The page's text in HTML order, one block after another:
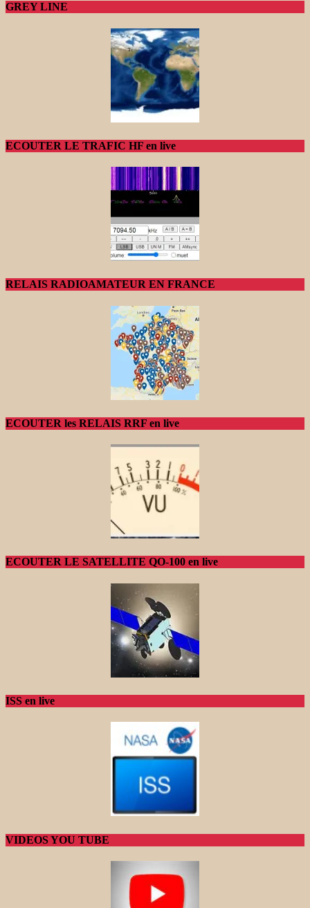
GREY LINE
ECOUTER LE TRAFIC HF en live
RELAIS RADIOAMATEUR EN FRANCE
ECOUTER les RELAIS RRF en live
ECOUTER LE SATELLITE QO-100 en live
ISS en live
VIDEOS YOU TUBE